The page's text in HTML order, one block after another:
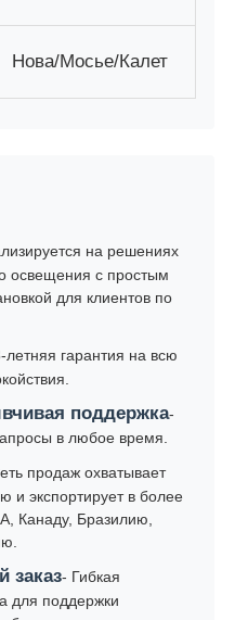
Нова/Мосье/Калет
на решениях
освещения с простым
для клиентов по
летняя гарантия на всю
поддержка-
в любое время.
продаж охватывает
и экспортирует в более
Канаду, Бразилию,
заказ- Гибкая
для поддержки